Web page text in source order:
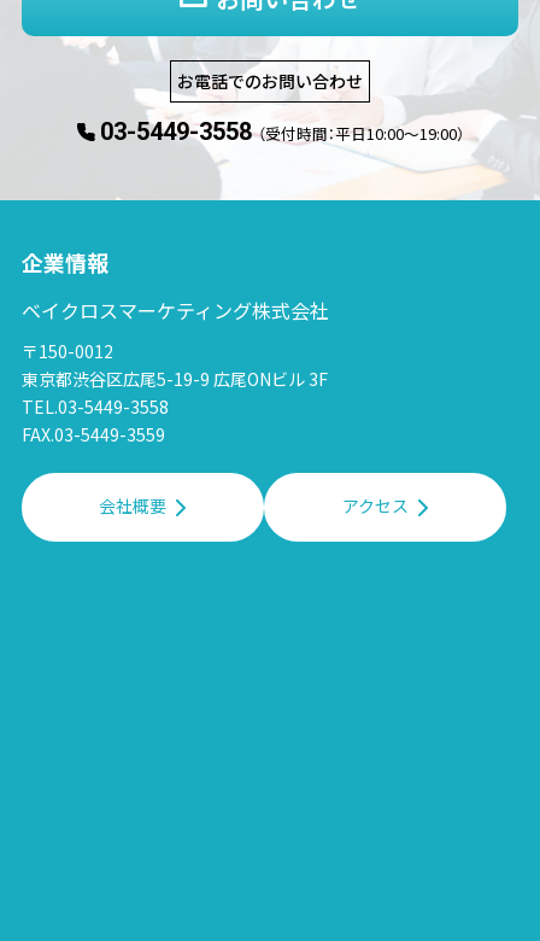
お電話でのお問い合わせ
03-5449-3558 （受付時間：平日10:00〜19:00）
企業情報
ベイクロスマーケティング株式会社
〒150-0012
東京都渋谷区広尾5-19-9 広尾ONビル 3F
TEL.03-5449-3558
FAX.03-5449-3559
会社概要 アクセス